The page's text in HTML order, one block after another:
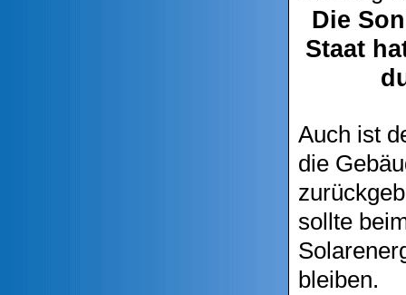
Die
Staat
Auch ist
die
sollte
bleiben.